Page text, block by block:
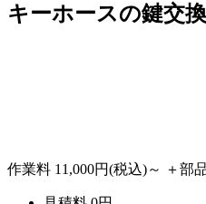
キーホースの鍵交
作業料 11,000円(税込)～ ＋部